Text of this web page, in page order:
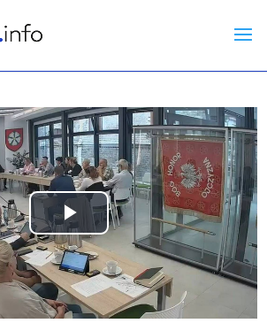
Play
Video